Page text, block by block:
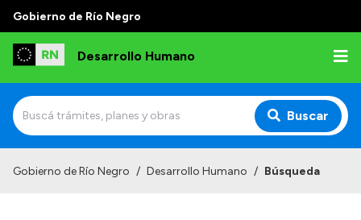
Gobierno de Río Negro
Desarrollo Humano
Buscar
Gobierno de Río Negro / Desarrollo Humano / Búsqueda